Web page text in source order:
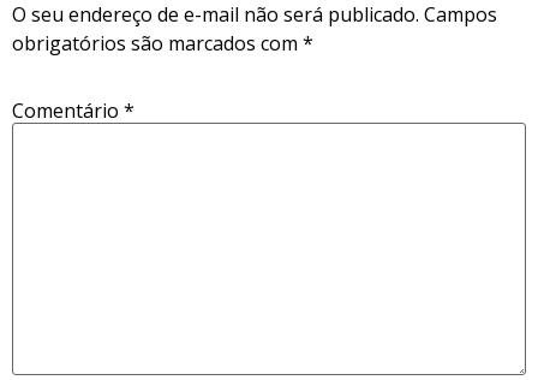
O seu endereço de e-mail não será publicado. Campos
obrigatórios são marcados com *
Comentário *